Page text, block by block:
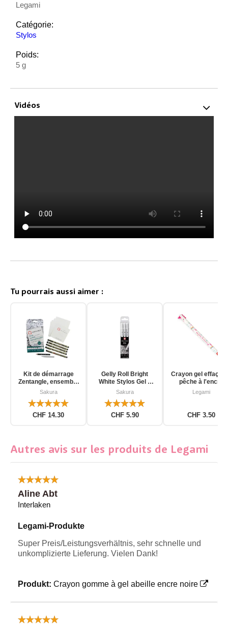
Legami
Catégorie:
Stylos
Poids:
5 g
Vidéos
Tu pourrais aussi aimer :
Kit de démarrage
Zentangle, ensemble
d'outils pour
Sakura
CHF 14.30
Gelly Roll Bright
White Stylos Gel 3
pièces
Sakura
CHF 5.90
Crayon gel
pêche à l'encre
d'unicorn
Legami
CHF 3.50
Autres avis sur les produits de Legami
Aline Abt
Interlaken
Legami-Produkte
Super Preis/Leistungsverhältnis, sehr schnelle und
unkomplizierte Lieferung. Vielen Dank!
Produkt: Crayon gomme à gel abeille encre noire